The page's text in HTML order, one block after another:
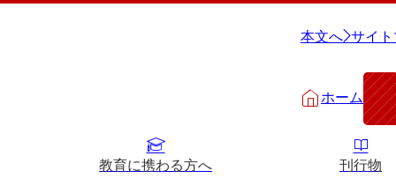
本文へ サイ
ホーム
教育に携わる方へ 刊行物